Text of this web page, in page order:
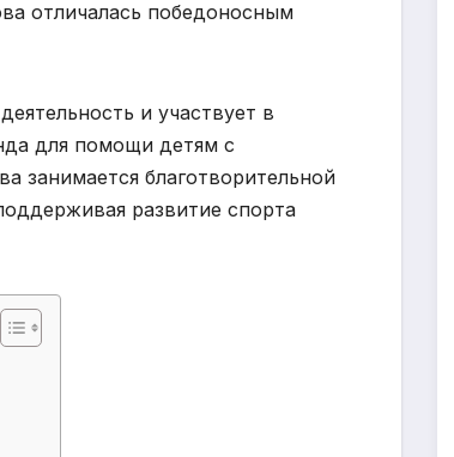
отличалась победоносным
и участвует в
для помощи детям с
занимается благотворительной
развитие спорта